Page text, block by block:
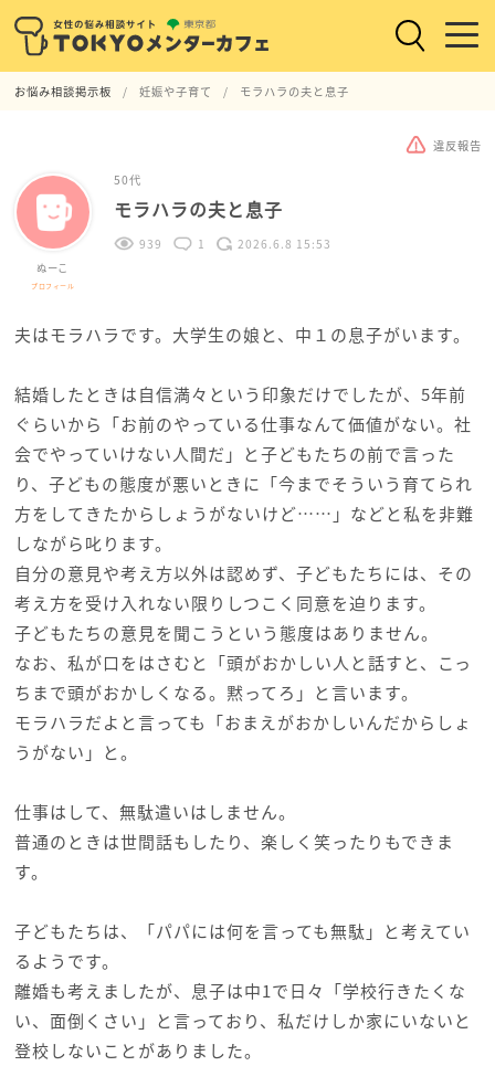
お悩み相談掲示板 妊娠や子育て モラハラの夫と息子
違反報告
ぬーこ
プロフィール
50代
モラハラの夫と息子
939 1 2026.6.8 15:53
夫はモラハラです。大学生の娘と、中１の息子がいます。
結婚したときは自信満々という印象だけでしたが、5年前
ぐらいから「お前のやっている仕事なんて価値がない。社
会でやっていけない人間だ」と子どもたちの前で言った
り、子どもの態度が悪いときに「今までそういう育てられ
方をしてきたからしょうがないけど……」などと私を非難
しながら叱ります。
自分の意見や考え方以外は認めず、子どもたちには、その
考え方を受け入れない限りしつこく同意を迫ります。
子どもたちの意見を聞こうという態度はありません。
なお、私が口をはさむと「頭がおかしい人と話すと、こっ
ちまで頭がおかしくなる。黙ってろ」と言います。
モラハラだよと言っても「おまえがおかしいんだからしょ
うがない」と。
仕事はして、無駄遣いはしません。
普通のときは世間話もしたり、楽しく笑ったりもできま
す。
子どもたちは、「パパには何を言っても無駄」と考えてい
るようです。
離婚も考えましたが、息子は中1で日々「学校行きたくな
い、面倒くさい」と言っており、私だけしか家にいないと
登校しないことがありました。